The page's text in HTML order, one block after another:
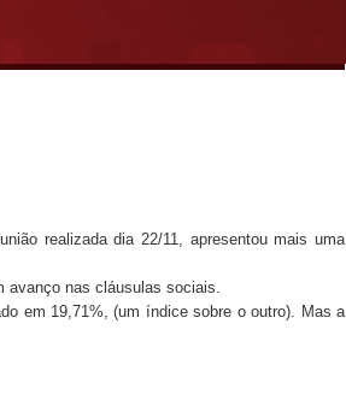
realizada dia 22/11, apresentou mais uma
avanço nas cláusulas sociais.
em 19,71%, (um índice sobre o outro). Mas a